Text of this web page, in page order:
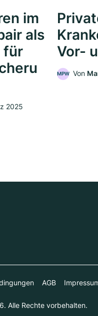
im
als
für
2025
Vor-
MPW Von
AGB
Alle Rechte vorbehalten.